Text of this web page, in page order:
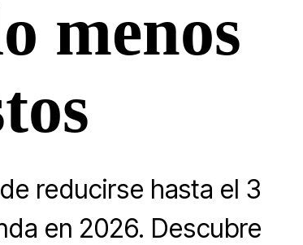
menos
reducirse hasta el 3
en 2026. Descubre